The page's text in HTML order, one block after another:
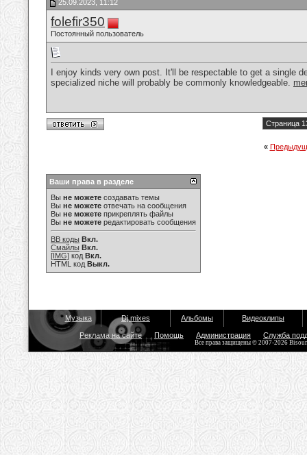
25.09.2023, 11:12
folefir350
Постоянный пользователь
I enjoy kinds very own post. It'll be respectable to get a single
specialized niche will probably be commonly knowledgeable.
Страница
«
Ваши права в разделе
Вы не можете создавать темы
Вы не можете отвечать на сообщения
Вы не можете прикреплять файлы
Вы не можете редактировать сообщения
BB коды Вкл.
Смайлы Вкл.
[IMG] код Вкл.
HTML код Выкл.
Музыка Dj mixes Альбомы Видеоклипы
Реклама на сайте Помощь Администрация Служба
Все права защищены © 2007-2026